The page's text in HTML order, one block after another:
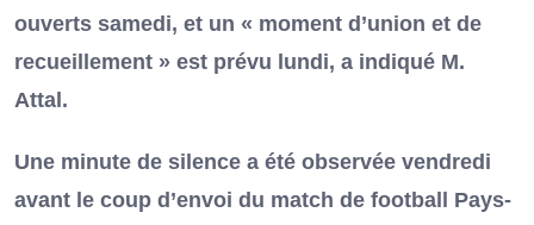
ouverts samedi, et un « moment d’union et de
recueillement » est prévu lundi, a indiqué M.
Attal.
Une minute de silence a été observée vendredi
avant le coup d’envoi du match de football Pays-